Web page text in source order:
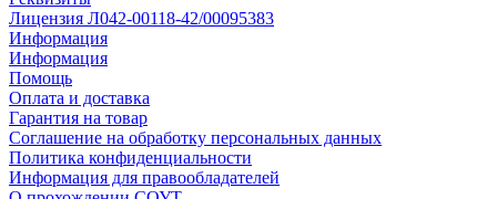
Лицензия Л042-00118-42/00095383
Информация
Информация
Помощь
Оплата и доставка
Гарантия на товар
Соглашение на обработку персональных данных
Политика конфиденциальности
Информация для правообладателей